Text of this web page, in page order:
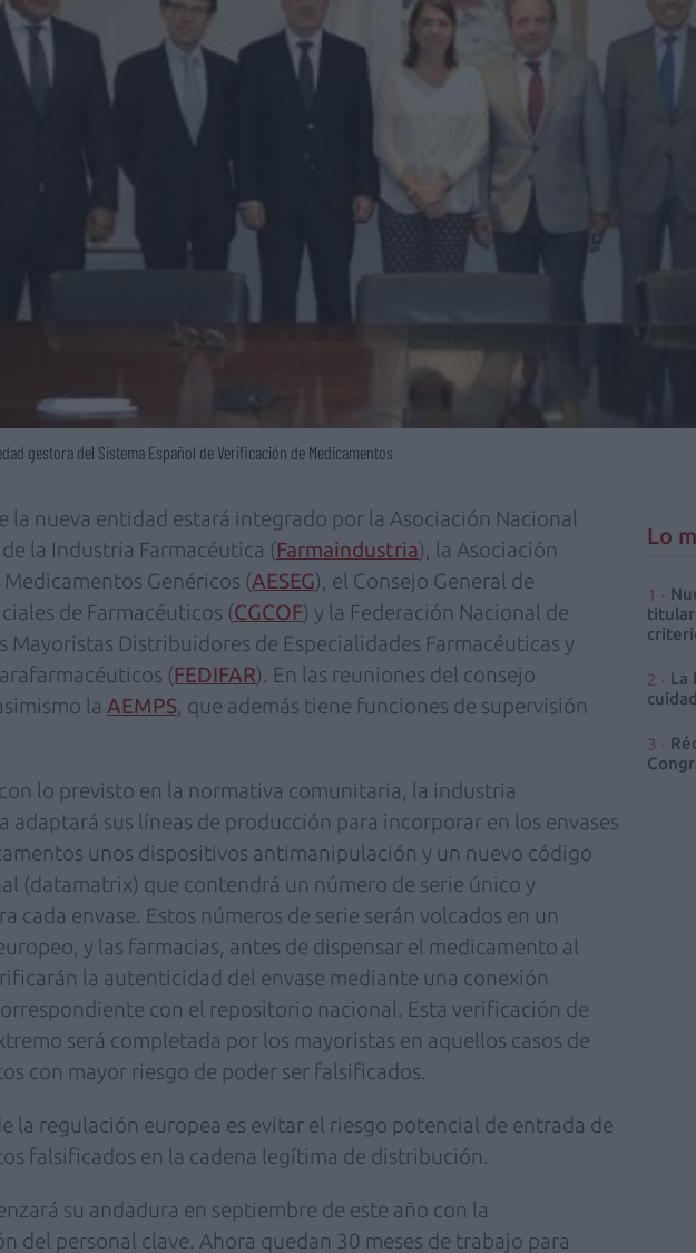
gestora del Sistema Español de Verificación de Medicamentos
la nueva entidad estará integrado por la Asociación Nacional
la Industria Farmacéutica (Farmaindustria), la Asociación
Medicamentos Genéricos (AESEG), el Consejo General de
de Farmacéuticos (CGCOF) y la Federación Nacional de
Mayoristas Distribuidores de Especialidades Farmacéuticas y
(FEDIFAR). En las reuniones del consejo
la AEMPS, que además tiene funciones de supervisión
lo previsto en la normativa comunitaria, la industria
adaptará sus líneas de producción para incorporar en los envases
unos dispositivos antimanipulación y un nuevo código
(datamatrix) que contendrá un número de serie único y
cada envase. Estos números de serie serán volcados en un
y las farmacias, antes de dispensar el medicamento al
la autenticidad del envase mediante una conexión
con el repositorio nacional. Esta verificación de
será completada por los mayoristas en aquellos casos de
con mayor riesgo de poder ser falsificados.
la regulación europea es evitar el riesgo potencial de entrada de
falsificados en la cadena legítima de distribución.
su andadura en septiembre de este año con la
del personal clave. Ahora quedan 30 meses de trabajo para
Lo
La